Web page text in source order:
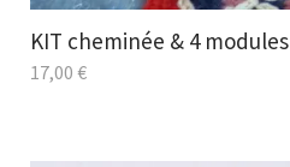
KIT cheminée & 4 modules
17,00 €